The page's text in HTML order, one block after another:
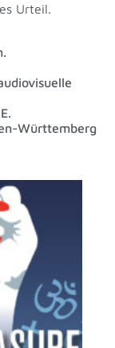
Urteil.
Württemberg